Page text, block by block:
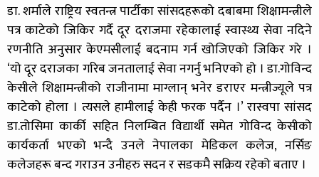
डा. शर्माले राष्ट्रिय स्वतन्त्र पार्टीका सांसदहरूको दबाबमा शिक्षामन्त्रीले
पत्र काटेको जिकिर गर्दै दूर दराजमा रहेकालाई स्वास्थ्य सेवा नदिने
रणनीति अनुसार केएमसीलाई बदनाम गर्न खोजिएको जिकिर गरे ।
‘यो दूर दराजका गरिब जनतालाई सेवा नगर्नु भनिएको हो । डा.गोविन्द
केसीले शिक्षामन्त्रीको राजीनामा माग्लान् भनेर डराएर मन्त्रीज्यूले पत्र
काटेको होला । त्यसले हामीलाई केही फरक पर्दैन ।’ रास्वपा सांसद
डा.तोसिमा कार्की सहित निलम्बित विद्यार्थी समेत गोविन्द केसीको
कार्यकर्ता भएको भन्दै उनले नेपालका मेडिकल कलेज, नर्सिङ
कलेजहरू बन्द गराउन उनीहरु सदन र सडकमै सक्रिय रहेको बताए ।